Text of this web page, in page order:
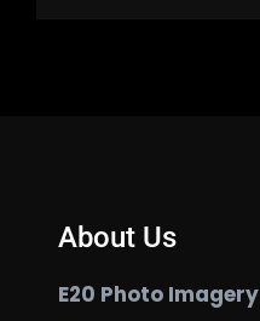
About Us
E20 Photo Imagery